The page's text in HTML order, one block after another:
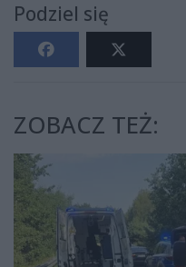
Podziel się
ZOBACZ TEŻ: